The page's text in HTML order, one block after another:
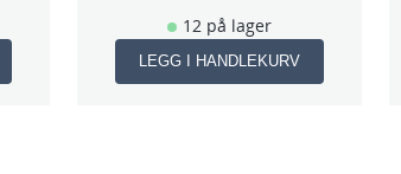
12 på lager
LEGG I HANDLEKURV